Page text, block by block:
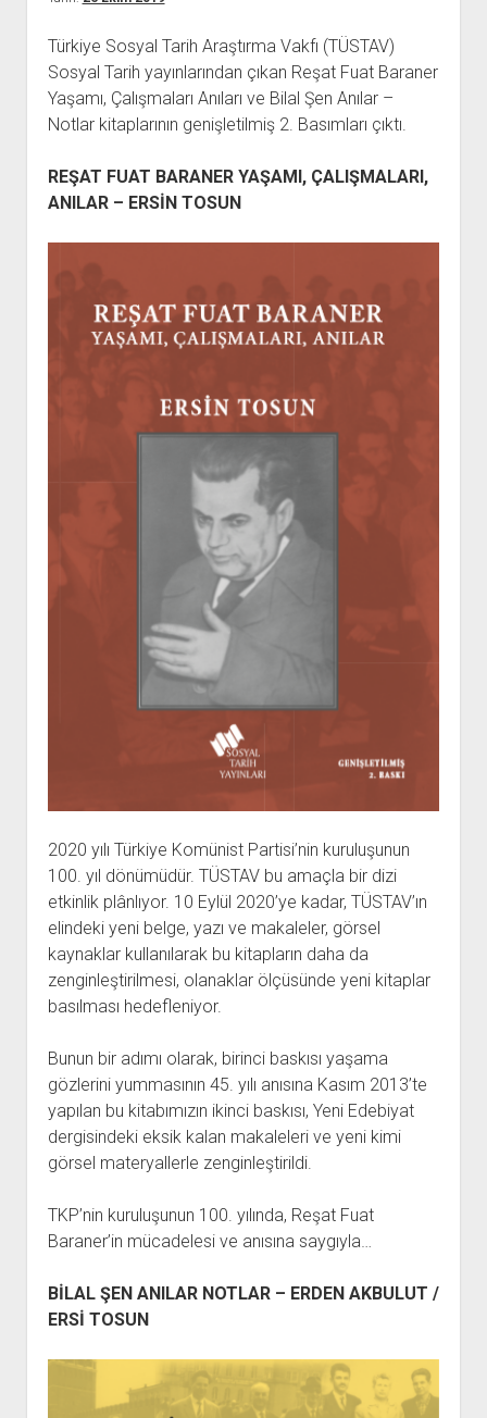
BARIŞ HAREKETLERİ ARŞİV FONU
DAVA DOSYALARI ARŞİV FONU
GÖRSEL-İŞİTSEL ARŞİV FONU
ARŞİVLERDEN YARARLANMA KOŞULLARI
SOL HAREKETLER KİTAPLIĞI
EMEK HAREKETİ KİTAPLIĞI
BARIŞ HAREKETİ KİTAPLIĞI
GENÇLİK HAREKETİ KİTAPLIĞI
ÖĞRETMEN HAREKETİ KİTAPLIĞI
ANTİKOMÜNİZM KİTAPLIĞI
AYDINLIK KÜLLİYATI KİTAPLIĞI
HİKMET KIVILCIMLI KİTAPLIĞI
KERİM SADİ KİTAPLIĞI
1940’LI YILLAR KİTAPLIĞI
YURTDIŞI KİTAPLIĞI
ATTF KİTAPLIĞI
FİDEF KİTAPLIĞI
TDF KİTAPLIĞI
GDF KİTAPLIĞI
ARŞİVLERDEN YARARLANMA FORMU
KİTAP ABONE FORMU
aç
İLETİŞİM BİLGİLERİ
BANKA HESAPLARIMIZ
ÇALIŞMA GÜNLERİMİZ
Türkiye Sosyal Tarih Araştırma Vakfı (TÜSTAV)
Sosyal Tarih yayınlarından çıkan Reşat Fuat Baraner
Yaşamı, Çalışmaları Anıları ve Bilal Şen Anılar –
Notlar kitaplarının genişletilmiş 2. Basımları çıktı.
REŞAT FUAT BARANER YAŞAMI, ÇALIŞMALARI,
ANILAR – ERSİN TOSUN
2020 yılı Türkiye Komünist Partisi’nin kuruluşunun
100. yıl dönümüdür. TÜSTAV bu amaçla bir dizi
etkinlik plânlıyor. 10 Eylül 2020’ye kadar, TÜSTAV’ın
elindeki yeni belge, yazı ve makaleler, görsel
kaynaklar kullanılarak bu kitapların daha da
zenginleştirilmesi, olanaklar ölçüsünde yeni kitaplar
basılması hedefleniyor.
Bunun bir adımı olarak, birinci baskısı yaşama
gözlerini yummasının 45. yılı anısına Kasım 2013’te
yapılan bu kitabımızın ikinci baskısı, Yeni Edebiyat
dergisindeki eksik kalan makaleleri ve yeni kimi
görsel materyallerle zenginleştirildi.
TKP’nin kuruluşunun 100. yılında, Reşat Fuat
Baraner’in mücadelesi ve anısına saygıyla…
BİLAL ŞEN ANILAR NOTLAR – ERDEN AKBULUT /
ERSİ TOSUN